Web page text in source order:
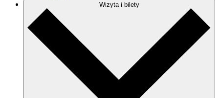
Wizyta i bilety